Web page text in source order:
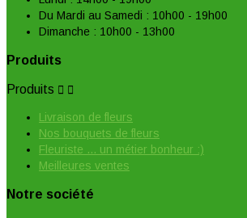
Du Mardi au Samedi : 10h00 - 19h00
Dimanche : 10h00 - 13h00
Produits
Produits  
Livraison de fleurs
Nos bouquets de fleurs
Fleuriste ... un métier bonheur :)
Meilleures ventes
Notre société